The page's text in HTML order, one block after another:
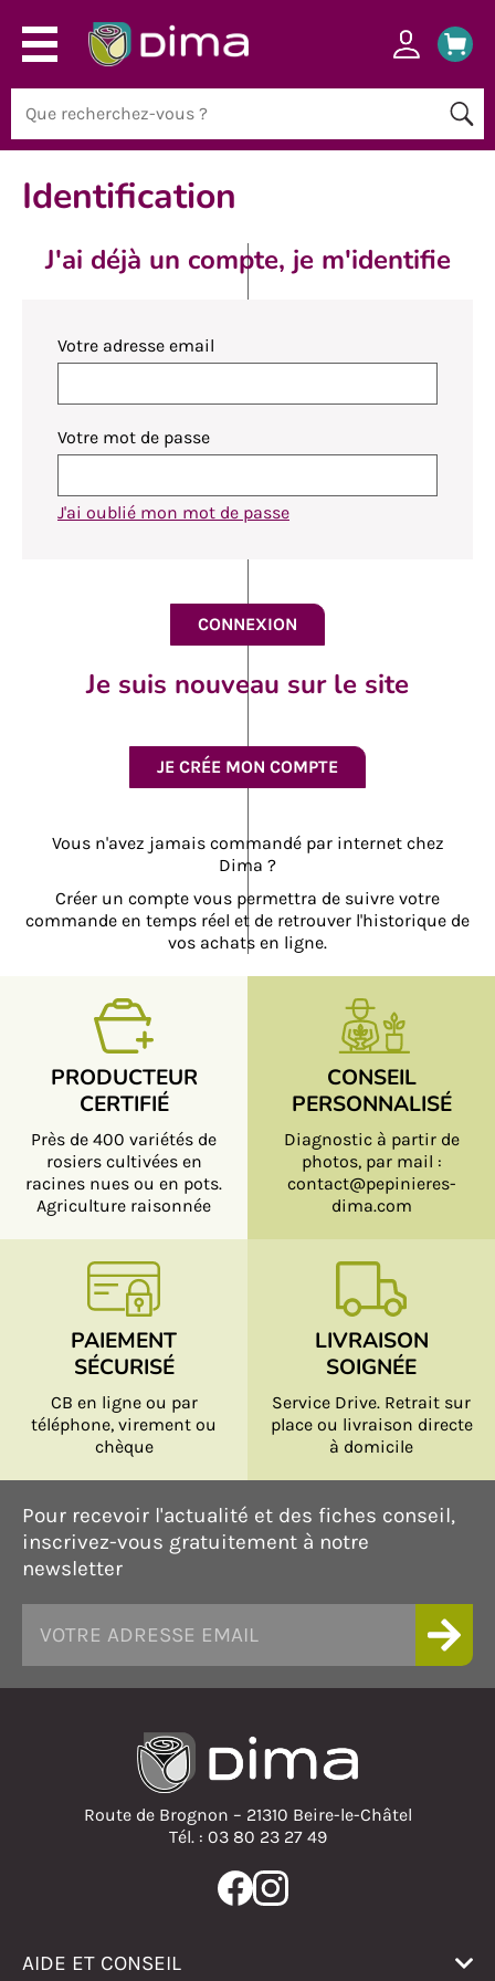
Identification
J'ai déjà un compte, je m'identifie
Votre adresse email
Votre mot de passe
J'ai oublié mon mot de passe
Je suis nouveau sur le site
JE CRÉE MON COMPTE
Vous n'avez jamais commandé par internet chez
Dima ?
Créer un compte vous permettra de suivre votre
commande en temps réel et de retrouver l'historique de
vos achats en ligne.
PRODUCTEUR
CERTIFIÉ
Près de 400 variétés de
rosiers cultivées en
racines nues ou en pots.
Agriculture raisonnée
CONSEIL
PERSONNALISÉ
Diagnostic à partir de
photos, par mail :
contact@pepinieres-
dima.com
PAIEMENT
SÉCURISÉ
CB en ligne ou par
téléphone, virement ou
chèque
LIVRAISON
SOIGNÉE
Service Drive. Retrait sur
place ou livraison directe
à domicile
Pour recevoir l'actualité et des fiches conseil,
inscrivez-vous gratuitement à notre
newsletter
Route de Brognon – 21310 Beire-le-Châtel
Tél. : 03 80 23 27 49
AIDE ET CONSEIL